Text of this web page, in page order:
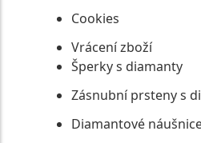
Cookies
Vrácení zboží
Šperky s diamanty
Zásnubní prsteny s
Diamantové